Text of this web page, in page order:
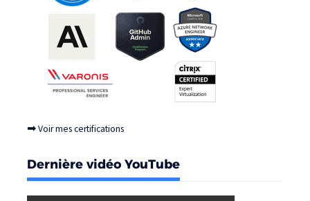
➡Voir mes certifications
Dernière vidéo YouTube